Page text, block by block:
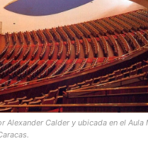
Alexander Calder y ubicada en el Aula